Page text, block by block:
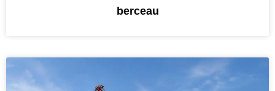
berceau